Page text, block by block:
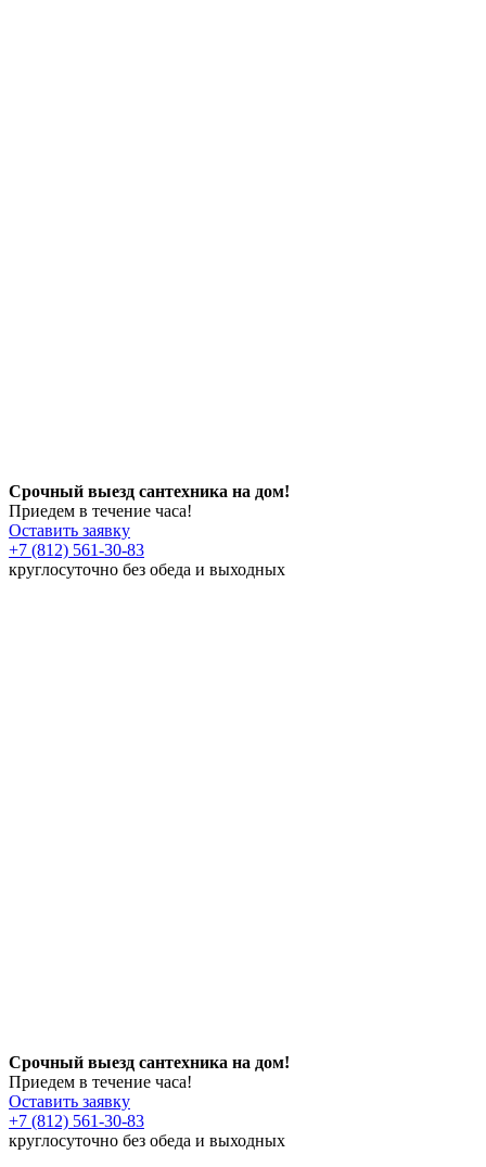
Срочный выезд сантехника на дом!
Приедем в течение часа!
Оставить заявку
+7 (812) 561-30-83
круглосуточно без обеда и выходных
Срочный выезд сантехника на дом!
Приедем в течение часа!
Оставить заявку
+7 (812) 561-30-83
круглосуточно без обеда и выходных